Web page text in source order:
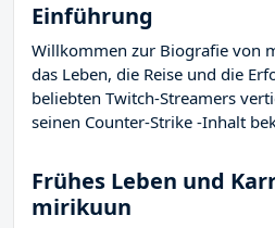
Einführung
Willkommen zur Biografie von
das Leben, die Reise und die
beliebten Twitch-Streamers
seinen Counter-Strike -Inhalt
Frühes Leben und
mirikuun